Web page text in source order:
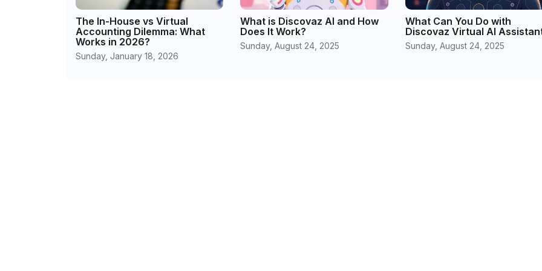
The In-House vs Virtual
Accounting Dilemma: What
Works in 2026?
Sunday, January 18, 2026
What is Discovaz AI and How
Does It Work?
Sunday, August 24, 2025
What Can You Do with
Discovaz Virtual AI
Sunday, August 24, 2025